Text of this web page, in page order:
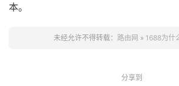
本。
未经允许不得转载： 路由网 » 1688为什
分享到